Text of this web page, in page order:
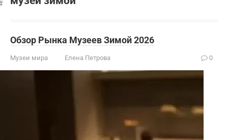
Обзор Рынка Музеев Зимой 2026
Музеи мира Елена Петрова 0